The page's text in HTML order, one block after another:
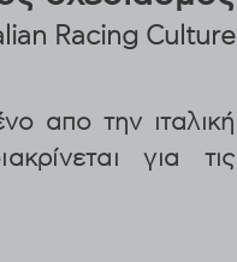
Racing Culture
απο την ιταλική
για τις